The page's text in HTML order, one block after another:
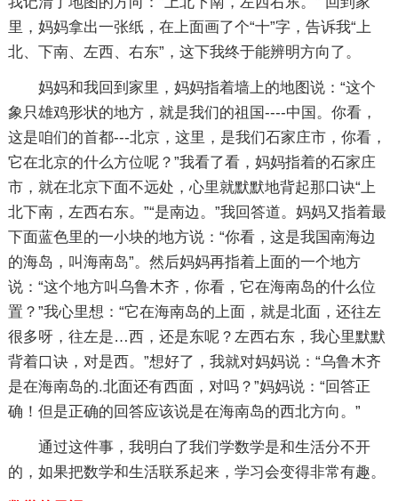
里，妈妈拿出一张纸，在上面画了个“十”字，告诉我“上
北、下南、左西、右东”，这下我终于能辨明方向了。
妈妈和我回到家里，妈妈指着墙上的地图说：“这个
象只雄鸡形状的地方，就是我们的祖国----中国。你看，
这是咱们的首都---北京，这里，是我们石家庄市，你看，
它在北京的什么方位呢？”我看了看，妈妈指着的石家庄
市，就在北京下面不远处，心里就默默地背起那口诀“上
北下南，左西右东。”“是南边。”我回答道。妈妈又指着最
下面蓝色里的一小块的地方说：“你看，这是我国南海边
的海岛，叫海南岛”。然后妈妈再指着上面的一个地方
说：“这个地方叫乌鲁木齐，你看，它在海南岛的什么位
置？”我心里想：“它在海南岛的上面，就是北面，还往左
很多呀，往左是…西，还是东呢？左西右东，我心里默默
背着口诀，对是西。”想好了，我就对妈妈说：“乌鲁木齐
是在海南岛的.北面还有西面，对吗？”妈妈说：“回答正
确！但是正确的回答应该说是在海南岛的西北方向。”
通过这件事，我明白了我们学数学是和生活分不开
的，如果把数学和生活联系起来，学习会变得非常有趣。